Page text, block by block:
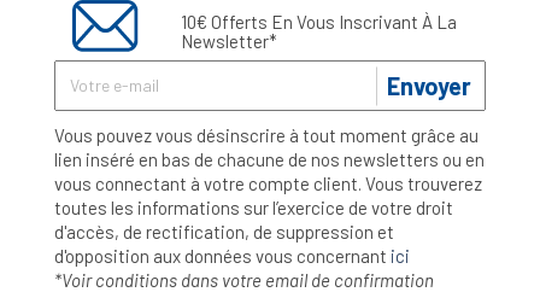
10€ Offerts En Vous Inscrivant À La
Newsletter*
Envoyer
Vous pouvez vous désinscrire à tout moment grâce au
lien inséré en bas de chacune de nos newsletters ou en
vous connectant à votre compte client. Vous trouverez
toutes les informations sur l’exercice de votre droit
d'accès, de rectification, de suppression et
d'opposition aux données vous concernant ici
*Voir conditions dans votre email de confirmation